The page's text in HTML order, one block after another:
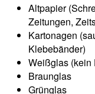
Altpapier
Zeitungen,
Kartonagen
Klebebänder)
Weißglas (kein
Braunglas
Grünglas